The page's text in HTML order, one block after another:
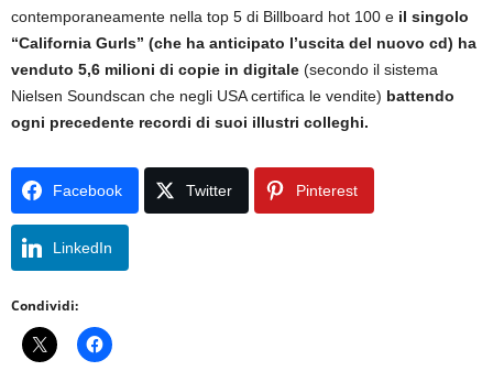
contemporaneamente nella top 5 di Billboard hot 100 e il singolo
“California Gurls” (che ha anticipato l’uscita del nuovo cd) ha
venduto 5,6 milioni di copie in digitale (secondo il sistema
Nielsen Soundscan che negli USA certifica le vendite) battendo
ogni precedente recordi di suoi illustri colleghi.
Facebook Twitter Pinterest
LinkedIn
Condividi: